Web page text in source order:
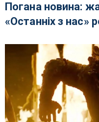
Погана новина:
«Останніх з нас»